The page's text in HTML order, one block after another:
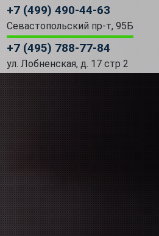
+7 (499) 490-44-63
Севастопольский пр-т, 95Б
+7 (495) 788-77-84
ул. Лобненская, д. 17 стр 2